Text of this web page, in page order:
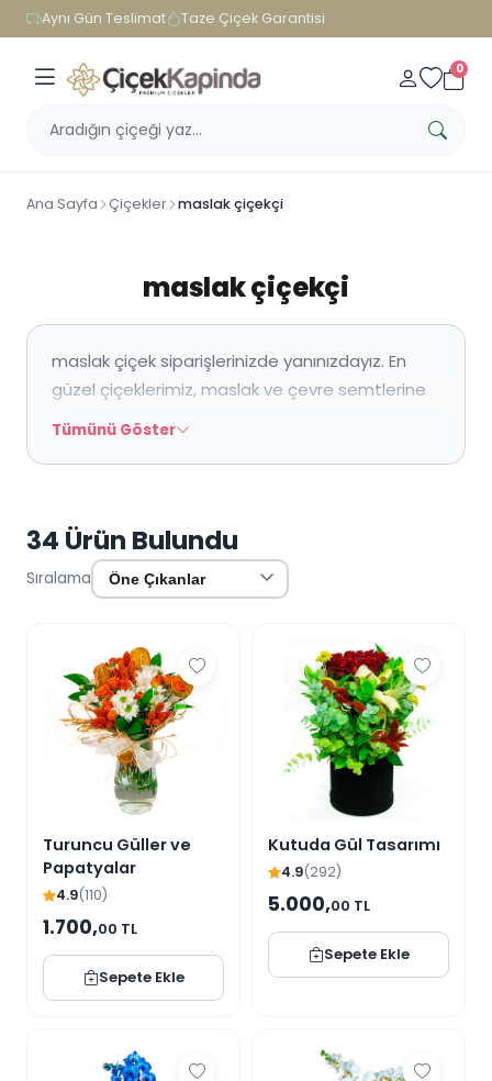
Aynı Gün Teslimat Taze Çiçek Garantisi
0
Ana Sayfa Çiçekler maslak çiçekçi
maslak çiçekçi
maslak çiçek siparişlerinizde yanınızdayız. En
güzel çiçeklerimiz, maslak ve çevre semtlerine
hızlı ve güvenli biçimde teslim ediliyor. Siz
Tümünü Göster
34 Ürün Bulundu
Sıralama
Turuncu Güller ve
Papatyalar
4.9(110)
1.700,00 TL
Sepete Ekle
Kutuda Gül Tasarımı
4.9(292)
5.000,00 TL
Sepete Ekle